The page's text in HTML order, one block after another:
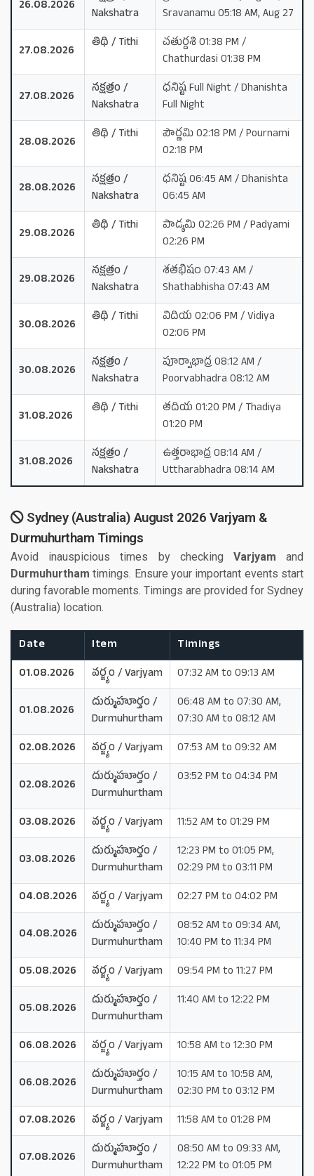
26.08.2026
Nakshatra
Sravanamu 05:18 AM, Aug 27
27.08.2026
తిథి / Tithi
చతుర్దశి 01:38 PM /
Chathurdasi 01:38 PM
27.08.2026
నక్షత్రం /
Nakshatra
ధనిష్ట Full Night / Dhanishta
Full Night
28.08.2026
తిథి / Tithi
పౌర్ణమి 02:18 PM / Pournami
02:18 PM
28.08.2026
నక్షత్రం /
Nakshatra
ధనిష్ట 06:45 AM / Dhanishta
06:45 AM
29.08.2026
తిథి / Tithi
పాడ్యమి 02:26 PM / Padyami
02:26 PM
29.08.2026
నక్షత్రం /
Nakshatra
శతభిషం 07:43 AM /
Shathabhisha 07:43 AM
30.08.2026
తిథి / Tithi
విదియ 02:06 PM / Vidiya
02:06 PM
30.08.2026
నక్షత్రం /
Nakshatra
పూర్వాభాద్ర 08:12 AM /
Poorvabhadra 08:12 AM
31.08.2026
తిథి / Tithi
తదియ 01:20 PM / Thadiya
01:20 PM
31.08.2026
నక్షత్రం /
Nakshatra
ఉత్తరాభాద్ర 08:14 AM /
Uttharabhadra 08:14 AM
Sydney (Australia) August 2026 Varjyam &
Durmuhurtham Timings
Avoid inauspicious times by checking Varjyam and
Durmuhurtham timings. Ensure your important events start
during favorable moments. Timings are provided for Sydney
(Australia) location.
Date Item
Timings
01.08.2026
వర్జ్యం / Varjyam 07:32 AM to 09:13 AM
01.08.2026
దుర్ముహూర్తం /
Durmuhurtham
06:48 AM to 07:30 AM,
07:30 AM to 08:12 AM
02.08.2026
వర్జ్యం / Varjyam 07:53 AM to 09:32 AM
02.08.2026
దుర్ముహూర్తం /
Durmuhurtham
03:52 PM to 04:34 PM
03.08.2026 వర్జ్యం / Varjyam 11:52 AM to 01:29 PM
03.08.2026
దుర్ముహూర్తం /
Durmuhurtham
12:23 PM to 01:05 PM,
02:29 PM to 03:11 PM
04.08.2026
వర్జ్యం / Varjyam 02:27 PM to 04:02 PM
04.08.2026
దుర్ముహూర్తం /
Durmuhurtham
08:52 AM to 09:34 AM,
10:40 PM to 11:34 PM
05.08.2026
వర్జ్యం / Varjyam 09:54 PM to 11:27 PM
05.08.2026
దుర్ముహూర్తం /
Durmuhurtham
11:40 AM to 12:22 PM
06.08.2026 వర్జ్యం / Varjyam 10:58 AM to 12:30 PM
06.08.2026
దుర్ముహూర్తం /
Durmuhurtham
10:15 AM to 10:58 AM,
02:30 PM to 03:12 PM
07.08.2026
వర్జ్యం / Varjyam 11:58 AM to 01:28 PM
07.08.2026
దుర్ముహూర్తం /
Durmuhurtham
08:50 AM to 09:33 AM,
12:22 PM to 01:05 PM